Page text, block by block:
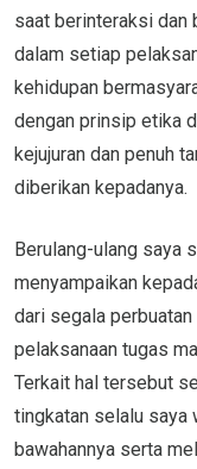
saat berinteraksi dan
dalam setiap
kehidupan
dengan prinsip etika
kejujuran dan penuh
diberikan kepadanya.
Berulang-ulang saya
menyampaikan
dari segala
pelaksanaan tugas
Terkait hal tersebut
tingkatan selalu saya
bawahannya serta